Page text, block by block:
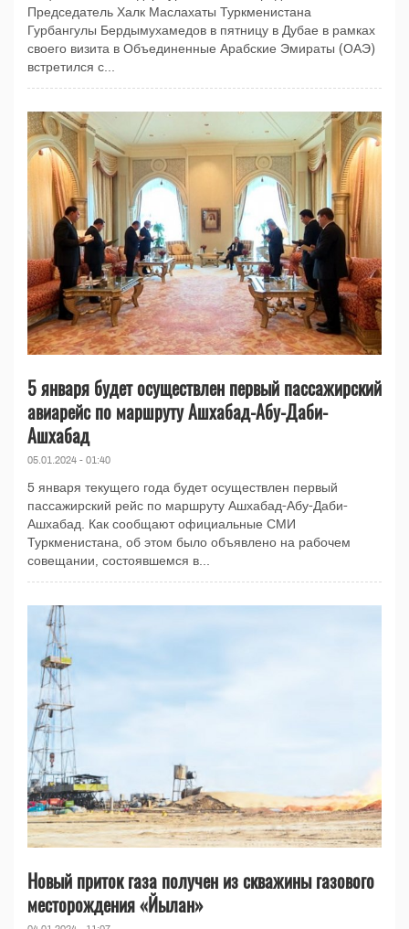
Председатель Халк Маслахаты Туркменистана
Гурбангулы Бердымухамедов в пятницу в Дубае в рамках
своего визита в Объединенные Арабские Эмираты (ОАЭ)
встретился с...
5 января будет осуществлен первый пассажирский
авиарейс по маршруту Ашхабад-Абу-Даби-
Ашхабад
05.01.2024 - 01:40
5 января текущего года будет осуществлен первый
пассажирский рейс по маршруту Ашхабад-Абу-Даби-
Ашхабад. Как сообщают официальные СМИ
Туркменистана, об этом было объявлено на рабочем
совещании, состоявшемся в...
Новый приток газа получен из скважины газового
месторождения «Йылан»